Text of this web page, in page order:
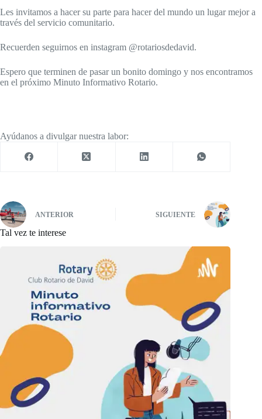
Les invitamos a hacer su parte para hacer del mundo un lugar mejor a
través del servicio comunitario.
Recuerden seguirnos en instagram @rotariosdedavid.
Espero que terminen de pasar un bonito domingo y nos encontramos
en el próximo Minuto Informativo Rotario.
Ayúdanos a divulgar nuestra labor:
ANTERIOR SIGUIENTE
Tal vez te interese